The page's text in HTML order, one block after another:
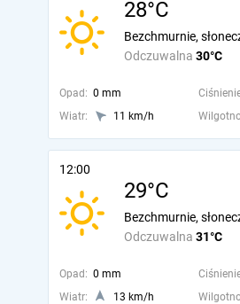
28°C
Odczuwalna 30°C
Bezchmurnie,
Opad: 0 mm
Wiatr:
11 km/h
12:00
29°C
Odczuwalna 31°C
Bezchmurnie,
Opad: 0 mm
Wiatr:
13 km/h